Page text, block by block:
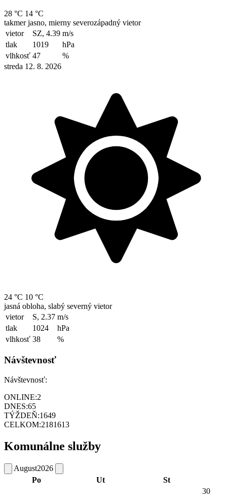
28 °C 14 °C
takmer jasno, mierny severozápadný vietor
vietor
SZ, 4.39 m/s
tlak
1019
hPa
vlhkosť 47
%
streda 12. 8. 2026
24 °C 10 °C
jasná obloha, slabý severný vietor
vietor
S, 2.37 m/s
tlak
1024
hPa
vlhkosť 38 %
Návštevnosť
Návštevnosť:
ONLINE:2
DNES:65
TÝŽDEŇ:1649
CELKOM:2181613
Komunálne služby
August2026
Po
Ut St
30